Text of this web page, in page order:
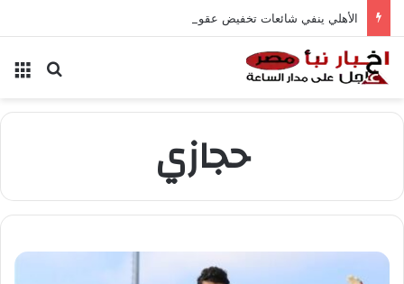
الأهلي ينفي شائعات تخفيض عقود زيزو والشناوي
بحث
حجازي